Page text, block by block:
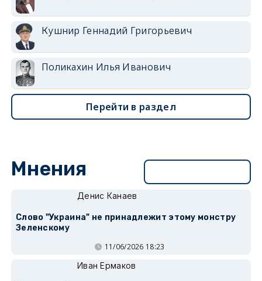
Кушнир Геннадий Григорьевич
Поликахин Илья Иванович
Перейти в раздел
Мнения
Денис Канаев
Слово "Украина" не принадлежит этому монстру
Зеленскому
11/06/2026 18:23
Иван Ермаков